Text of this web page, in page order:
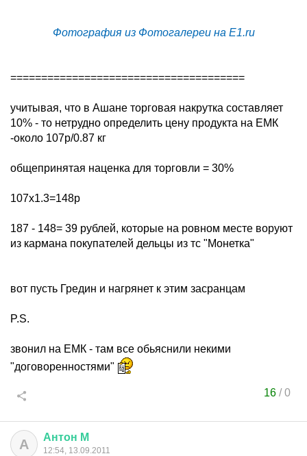
Фотография из Фотогалереи на E1.ru
======================================
учитывая, что в Ашане торговая накрутка составляет
10% - то нетрудно определить цену продукта на ЕМК
-около 107р/0.87 кг
общепринятая наценка для торговли = 30%
107х1.3=148р
187 - 148= 39 рублей, которые на ровном месте воруют
из кармана покупателей дельцы из тс "Монетка"
вот пусть Гредин и нагрянет к этим засранцам
P.S.
звонил на ЕМК - там все обьяснили некими
"договоренностями"
16 /0
А Антон М
12:54, 13.09.2011